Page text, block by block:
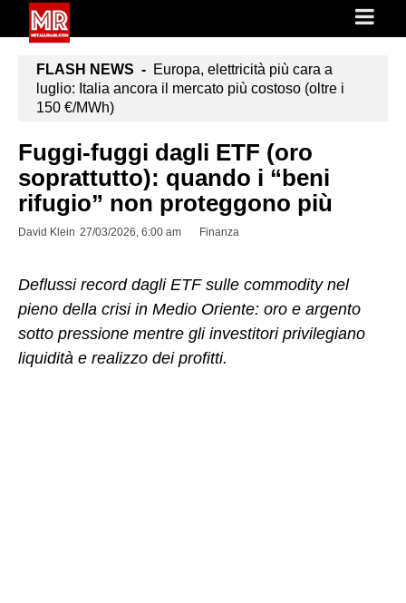
FLASH NEWS - Europa, elettricità più cara a
luglio: Italia ancora il mercato più costoso (oltre i
150 €/MWh)
Fuggi-fuggi dagli ETF (oro
soprattutto): quando i “beni
rifugio” non proteggono più
David Klein 27/03/2026, 6:00 am Finanza
Deflussi record dagli ETF sulle commodity nel
pieno della crisi in Medio Oriente: oro e argento
sotto pressione mentre gli investitori privilegiano
liquidità e realizzo dei profitti.